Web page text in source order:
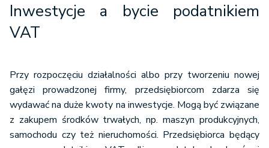
Inwestycje a bycie podatnikiem
VAT
Przy rozpoczęciu działalności albo przy tworzeniu nowej
gałęzi prowadzonej firmy, przedsiębiorcom zdarza się
wydawać na duże kwoty na inwestycje. Mogą być związane
z zakupem środków trwałych, np. maszyn produkcyjnych,
samochodu czy też nieruchomości. Przedsiębiorca będący